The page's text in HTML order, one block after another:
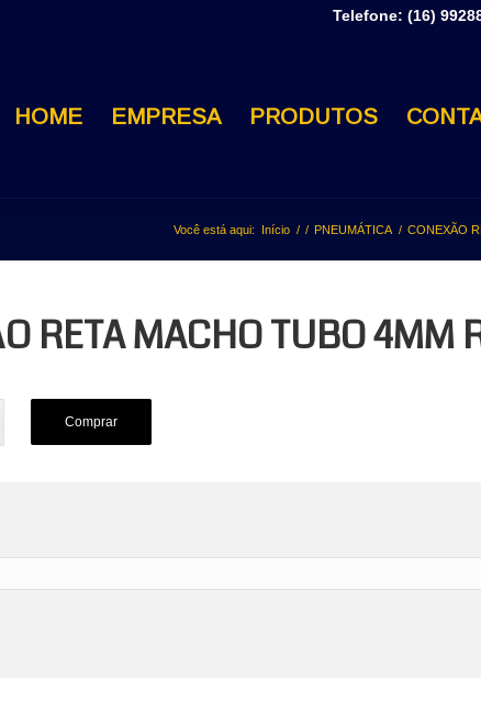
Telefone: (16)
HOME EMPRESA PRODUTOS
Você está aqui: Início / / PNEUMÁTICA / CONEXÃO
RETA MACHO TUBO 4MM
Comprar